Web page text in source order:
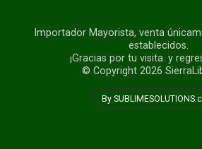
Importador Mayorista, venta
establecidos.
¡Gracias por tu visita. y
© Copyright 2026
By